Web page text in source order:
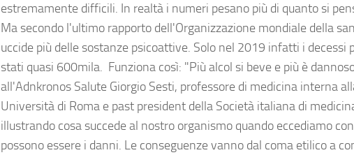
estremamente difficili. In realtà i numeri pesano più di quanto si
Ma secondo l'ultimo rapporto dell'Organizzazione mondiale della
uccide più delle sostanze psicoattive. Solo nel 2019 infatti i decessi
stati quasi 600mila. Funziona così: "Più alcol si beve e più è
all'Adnkronos Salute Giorgio Sesti, professore di medicina interna
Università di Roma e past president della Società italiana di
illustrando cosa succede al nostro organismo quando eccediamo
possono essere i danni. Le conseguenze vanno dal coma etilico a